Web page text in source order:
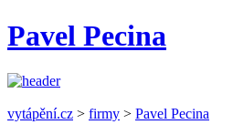
Pavel Pecina
vytápění.cz > firmy > Pavel Pecina